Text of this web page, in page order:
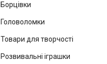
Борцівки
Головоломки
Товари для творчості
Розвивальні іграшки